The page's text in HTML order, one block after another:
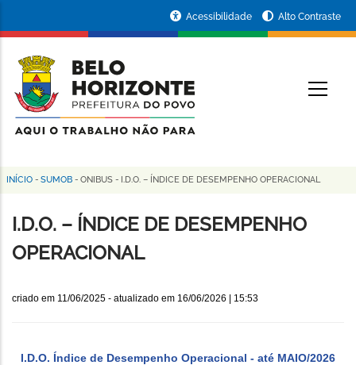
conteúdo
principal
da
Prefeitura
de
Horizonte
Acessibilidade Alto Contraste
Trilha
de
navegação
INÍCIO - SUMOB - ONIBUS - I.D.O. – ÍNDICE DE DESEMPENHO OPERACIONAL
I.D.O. – ÍNDICE DE DESEMPENHO
OPERACIONAL
criado em 11/06/2025 - atualizado em 16/06/2026 | 15:53
I.D.O. Índice de Desempenho Operacional - até MAIO/2026